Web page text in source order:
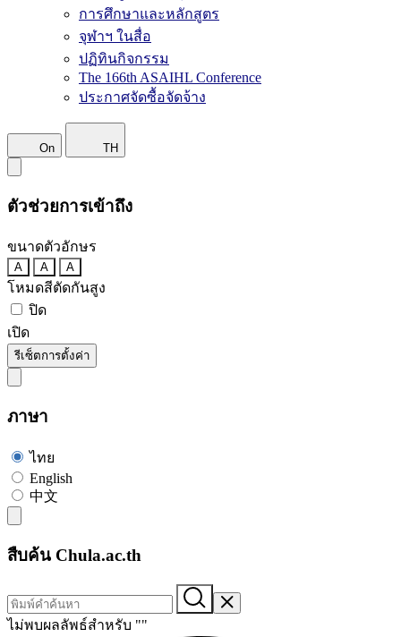
การศึกษาและหลักสูตร
จุฬาฯ ในสื่อ
ปฏิทินกิจกรรม
The 166th ASAIHL Conference
ประกาศจัดซื้อจัดจ้าง
On TH
ตัวช่วยการเข้าถึง
ขนาดตัวอักษร
A A A
โหมดสีตัดกันสูง
ปิด
เปิด
รีเซ็ตการตั้งค่า
ภาษา
ไทย
English
中文
สืบค้น Chula.ac.th
ไม่พบผลลัพธ์สำหรับ ""